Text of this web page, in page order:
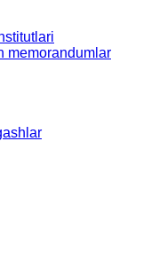
memorandumlar